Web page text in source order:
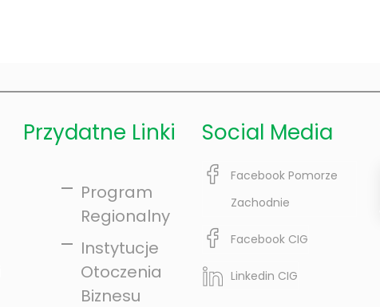
Przydatne Linki
Program
Regionalny
Instytucje
Otoczenia
Biznesu
Social Media
Facebook Pomorze
Zachodnie
Facebook CIG
Linkedin CIG